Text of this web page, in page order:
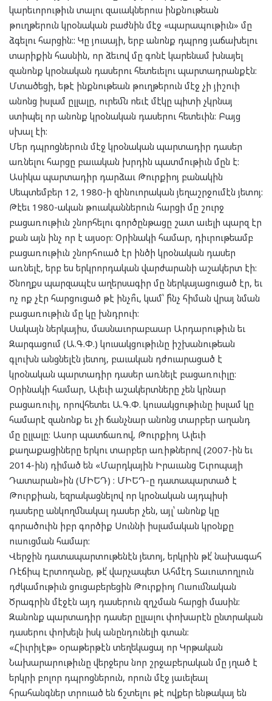
կարեւորութիւն տալու զաւակներուս ինքնութեան
թուղթերուն կրօնական բաժնին մէջ «պարապութիւն» մը
ձգելու հարցին:: Կը յուսայի, երբ անոնք դպրոց յաճախելու
տարիքին հասնին, որ ձեւով մը գոնէ կարենամ խնայել
զանոնք կրօնական դասերու հետեւելու պարտադրանքէն:
Մտածեցի, եթէ ինքնութեան թուղթերուն մէջ չի յիշուի
անոնց իսլամ ըլլալը, ուրեմն ոեւէ մէկը պիտի չկրնայ
ստիպել որ անոնք կրօնական դասերու հետեւին: Բայց
սխալ էի:
Մեր դպրոցներուն մէջ կրօնական պարտադիր դասեր
առնելու հարցը բաւական խրդին պատմութիւն մըն է:
Ասիկա պարտադիր դարձաւ Թուրքիոյ բանակին
Սեպտեմբեր 12, 1980-ի զինուորական յեղաշրջումէն յետոյ:
Թէեւ 1980-ական թուականներուն հարցի մը շուրջ
բացառութիւն շնորհելու գործընթացը շատ աւելի պարզ էր
քան այն ինչ որ է այսօր: Օրինակի համար, դիւրութեամբ
բացառութիւն շնորհուած էր ինծի կրօնական դասեր
առնելէ, երբ ես երկրորդական վարժարանի աշակերտ էի:
Ծնողքս պարզապէս աղերսագիր մը ներկայացուցած էր, եւ
ոչ ոք չէր հարցուցած թէ ինչո՞ւ, կամ՝ ի՞նչ հիման վրայ նման
բացառութիւն մը կը խնդրուի:
Սակայն ներկայիս, մասնաւորաբաար Արդարութիւն եւ
Զարգացում (Ա.Գ.Փ.) կուսակցութիւնը իշխանութեան
գլուխն անցնելէն յետոյ, բաւական դժուարացած է
կրօնական պարտադիր դասեր առնելէ բացառուիլը:
Օրինակի համար, Ալեւի աշակերտները չեն կրնար
բացառուիլ, որովհետեւ Ա.Գ.Փ. կուսակցութիւնը իսլամ կը
համարէ զանոնք եւ չի ճանչնար անոնց տարբեր աղանդ
մը ըլլալը: Ասոր պատճառով, Թուրքիոյ Ալեւի
քաղաքացիները երկու տարբեր առիթներով (2007-ին եւ
2014-ին) դիմած են «Մարդկային Իրաւանց Եւրոպայի
Դատարան»ին (ՄԻԵԴ) : ՄԻԵԴ-ը դատապարտած է
Թուրքիան, եզրակացնելով որ կրօնական այդպիսի
դասերը անկողմնակալ դասեր չեն, այլ՝ անոնք կը
գորածուին իբր գործիք Սուննի իսլամական կրօնքը
ուսուցման համար:
Վերջին դատապարտութենէն յետոյ, երկրին թէ՛ նախագահ
Ռէճիպ Էրտողանը, թէ՛ վարչապետ Ահմէդ Տաւուտողլուն
դժկամութիւն ցուցաբերեցին Թուրքիոյ Ուսումնական
Ծրագրին մէջէն այդ դասերուն զղչման հարցի մասին:
Զանոնք պարտադիր դասեր ըլլալու փոխարէն ընտրական
դասերու փոխելն իսկ անընդունելի գտան:
«Հիւրիյէթ» օրաթերթէն տեղեկացայ որ Կրթական
Նախարարութիւնը վերջերս նոր շրջաբերական մը յղած է
երկրի բոլոր դպրոցներուն, որուն մէջ յաւելեալ
հրահանգներ տրուած են ճշտելու թէ ովքեր ենթակայ են